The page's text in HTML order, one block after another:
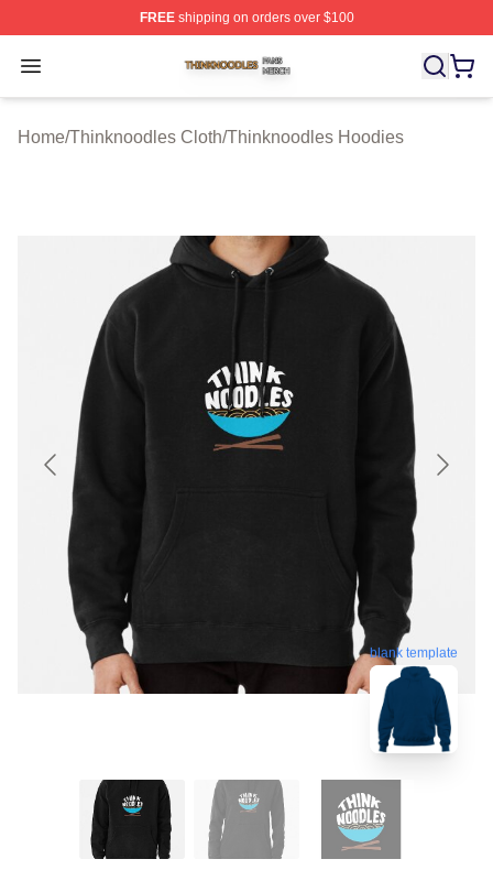
FREEshipping on orders over $100
Open menu
Thinknoodles Shop ⚡️ Officially Licensed
Home/Thinknoodles Cloth/Thinknoodles Hoodies
blank template